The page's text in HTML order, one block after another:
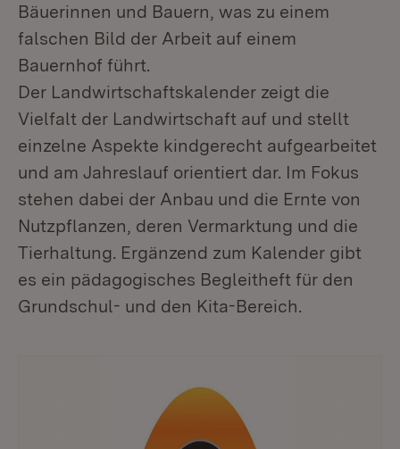
Bäuerinnen und Bauern, was zu einem
falschen Bild der Arbeit auf einem
Bauernhof führt.
Der Landwirtschaftskalender zeigt die
Vielfalt der Landwirtschaft auf und stellt
einzelne Aspekte kindgerecht aufgearbeitet
und am Jahreslauf orientiert dar. Im Fokus
stehen dabei der Anbau und die Ernte von
Nutzpflanzen, deren Vermarktung und die
Tierhaltung. Ergänzend zum Kalender gibt
es ein pädagogisches Begleitheft für den
Grundschul- und den Kita-Bereich.